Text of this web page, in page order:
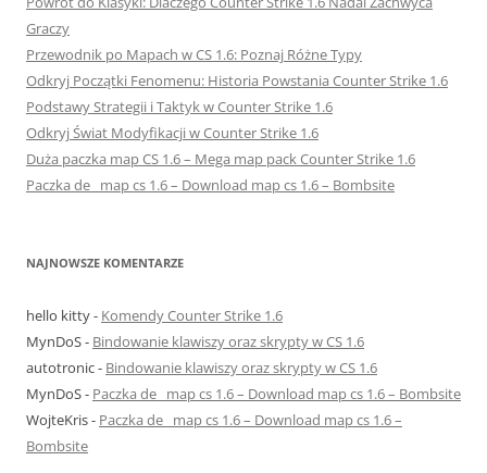
Graczy
Przewodnik po Mapach w CS 1.6: Poznaj Różne Typy
Odkryj Początki Fenomenu: Historia Powstania Counter Strike 1.6
Podstawy Strategii i Taktyk w Counter Strike 1.6
Odkryj Świat Modyfikacji w Counter Strike 1.6
Duża paczka map CS 1.6 – Mega map pack Counter Strike 1.6
Paczka de_ map cs 1.6 – Download map cs 1.6 – Bombsite
NAJNOWSZE KOMENTARZE
hello kitty- Komendy Counter Strike 1.6
MynDoS- Bindowanie klawiszy oraz skrypty w CS 1.6
autotronic- Bindowanie klawiszy oraz skrypty w CS 1.6
MynDoS- Paczka de_ map cs 1.6 – Download map cs 1.6 – Bombsite
WojteKris- Paczka de_ map cs 1.6 – Download map cs 1.6 –
Bombsite